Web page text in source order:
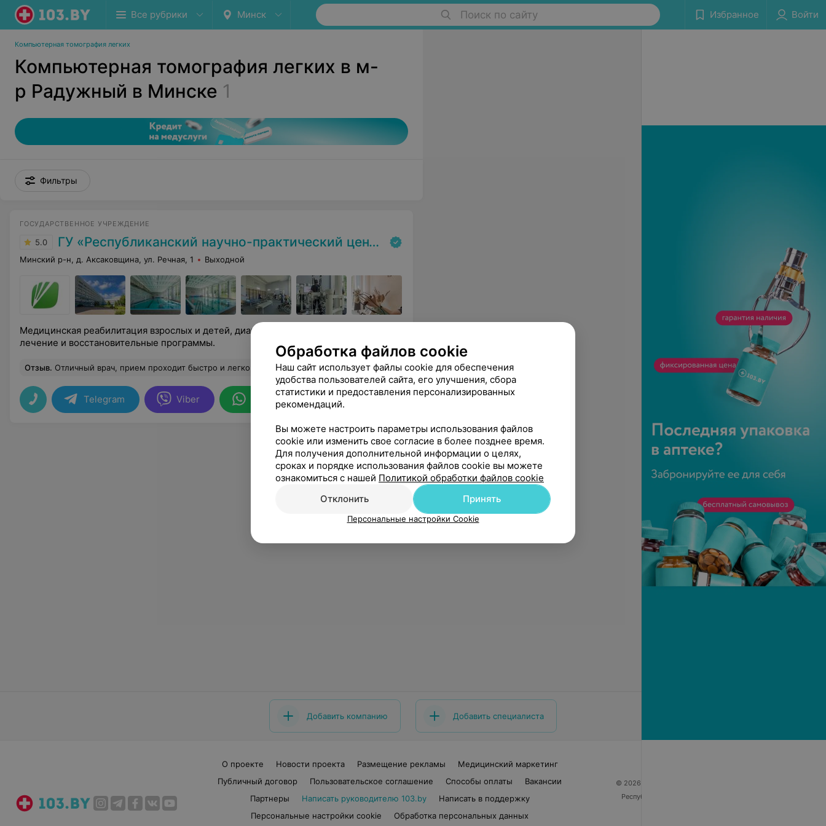
Все рубрики Минск Поиск по сайту Избранное Войти
Компьютерная томография легких
Компьютерная томография легких в м-
р Радужный в Минске 1
Фильтры
ГОСУДАРСТВЕННОЕ УЧРЕЖДЕНИЕ
5.0 ГУ «Республиканский научно-практический центр медицинской экспертизы и реабилитаци»
Минский р-н, д. Аксаковщина, ул. Речная, 1 Выходной
Медицинская реабилитация взрослых и детей, диагностика, специализированное
лечение и восстановительные программы.
Отзыв. Отличный врач, прием проходит быстро и легко,зря только волновался. Побольше бы таких специалистов. Таких врачей нужно беречь,а не строчить плохие отзывы на них. Если хотите чтобы вас по часу слушали, обратитесь к психологу. Из-за таких любителей "пообщаться" в гос учреждениях очереди месяцами. Еще
Telegram Viber WhatsApp
Добавить компанию Добавить специалиста
О проекте Новости проекта Размещение рекламы
Медицинский маркетинг
Публичный договор
Пользовательское соглашение Способы оплаты
Вакансии
Партнеры
Написать руководителю 103.by
Написать в поддержку
Персональные настройки cookie
Обработка персональных данных
© 2026 ООО «Артокс Лаб», УНП 191700409
Республика Беларусь, г. Минск, улица Толбухина, 2,
Обработка файлов cookie
Наш сайт использует файлы cookie для обеспечения
удобства пользователей сайта, его улучшения, сбора
статистики и предоставления персонализированных
рекомендаций.
Вы можете настроить параметры использования файлов
cookie или изменить свое согласие в более позднее время.
Для получения дополнительной информации о целях,
сроках и порядке использования файлов cookie вы можете
ознакомиться с нашей Политикой обработки файлов cookie
Отклонить
Принять
Персональные настройки Cookie